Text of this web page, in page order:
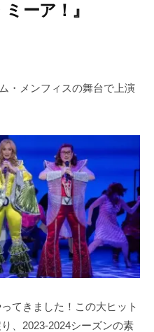
ーア！』
・メンフィスの舞台で上演
てきました！この大ヒット
、2023-2024シーズンの素